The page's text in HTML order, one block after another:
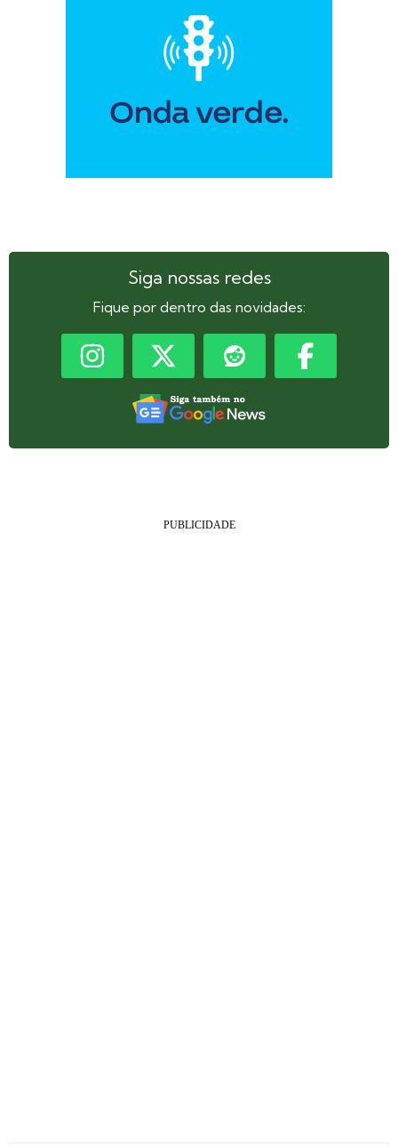
Siga nossas redes
Fique por dentro das novidades: